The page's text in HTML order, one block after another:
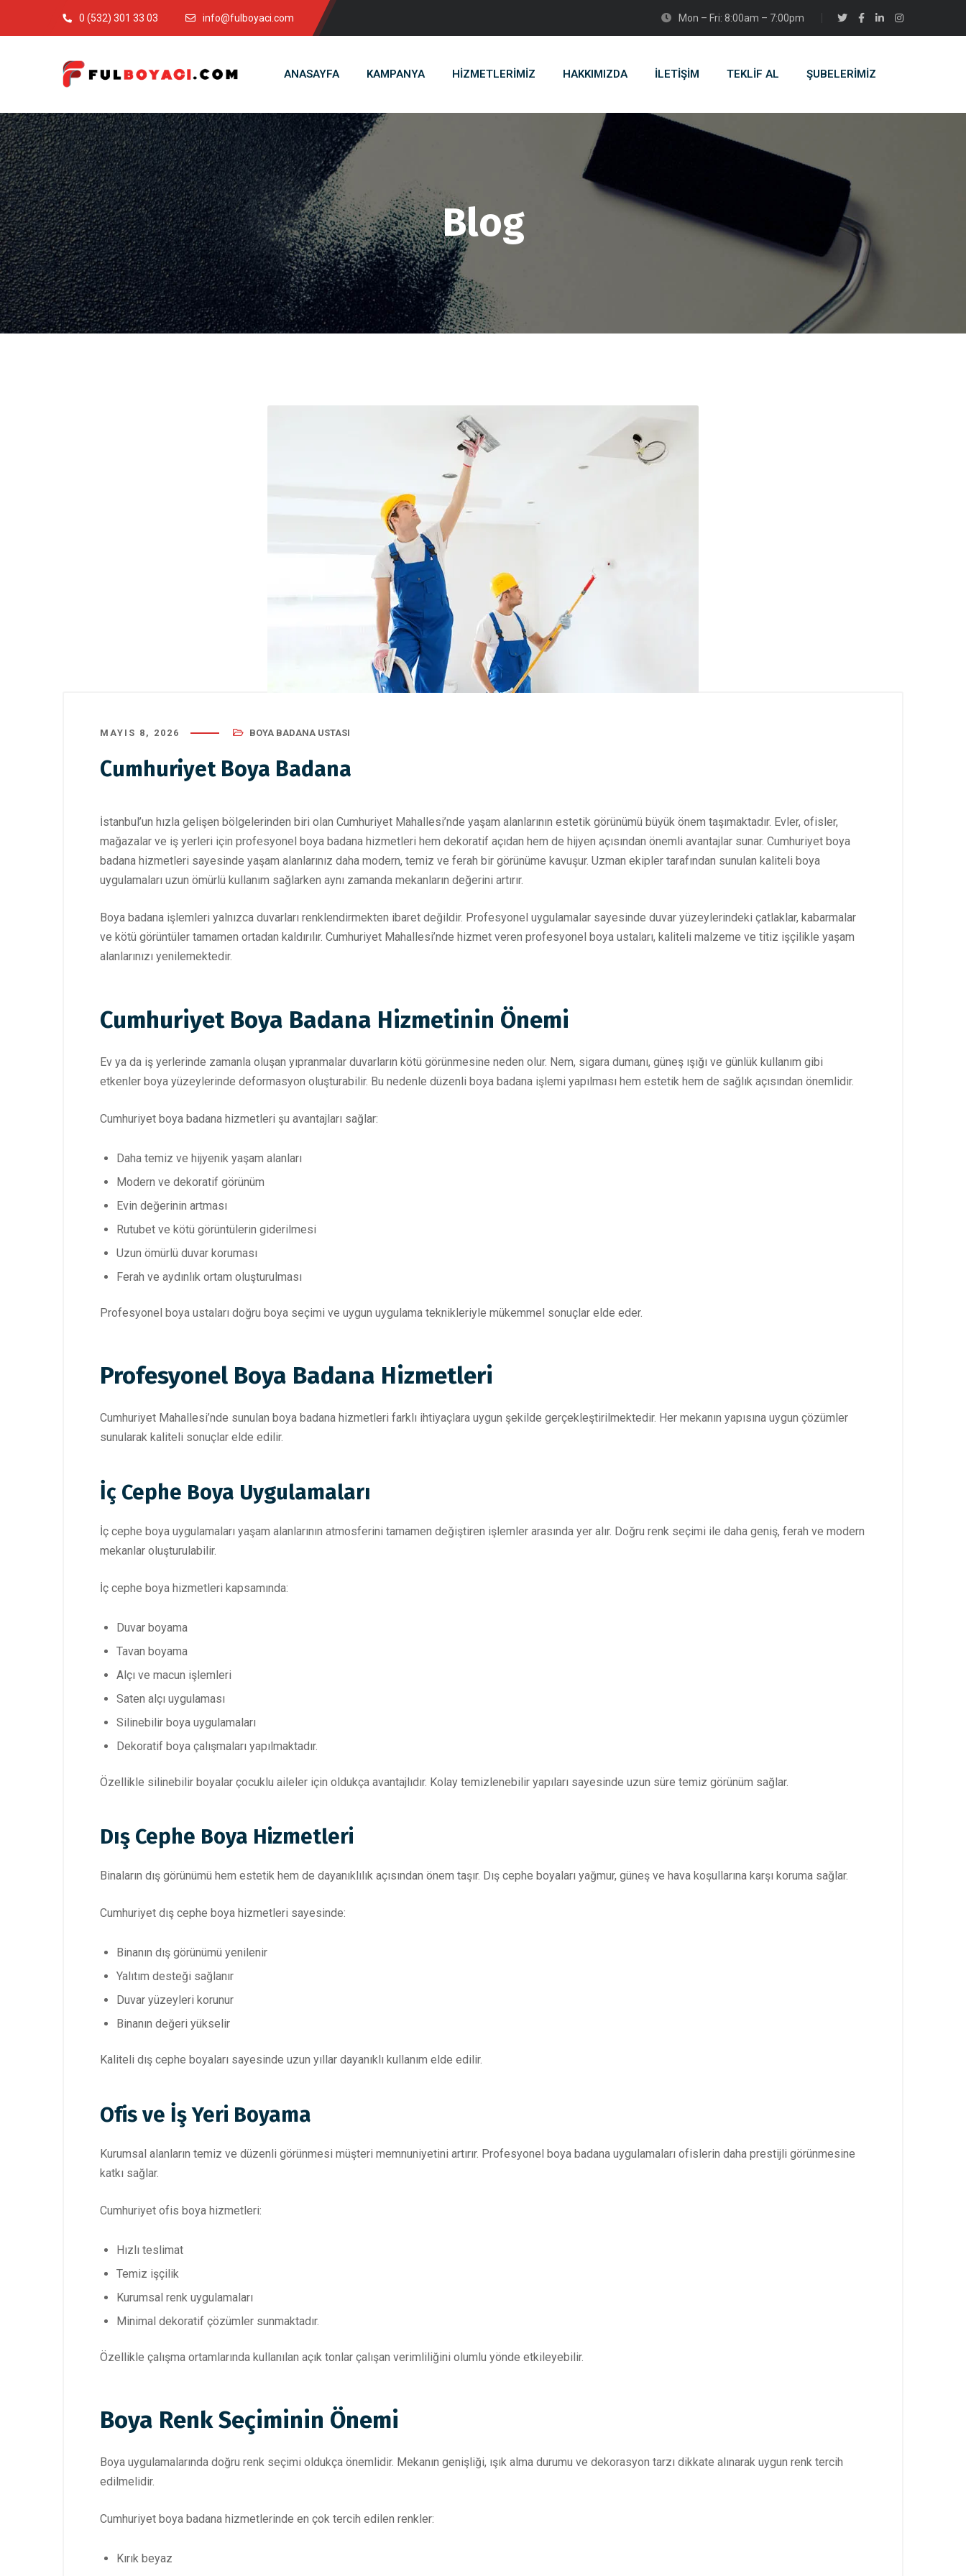
0 (532) 301 33 03 info@fulboyaci.com Mon – Fri: 8:00am – 7:00pm
ANASAYFA KAMPANYA HİZMETLERİMİZ HAKKIMIZDA İLETİŞİM TEKLİF AL ŞUBELERIMIZ
Blog
MAYIS 8, 2026 BOYA BADANA USTASI
Cumhuriyet Boya Badana
İstanbul’un hızla gelişen bölgelerinden biri olan Cumhuriyet Mahallesi’nde yaşam alanlarının estetik görünümü büyük önem taşımaktadır. Evler, ofisler,
mağazalar ve iş yerleri için profesyonel boya badana hizmetleri hem dekoratif açıdan hem de hijyen açısından önemli avantajlar sunar. Cumhuriyet boya
badana hizmetleri sayesinde yaşam alanlarınız daha modern, temiz ve ferah bir görünüme kavuşur. Uzman ekipler tarafından sunulan kaliteli boya
uygulamaları uzun ömürlü kullanım sağlarken aynı zamanda mekanların değerini artırır.
Boya badana işlemleri yalnızca duvarları renklendirmekten ibaret değildir. Profesyonel uygulamalar sayesinde duvar yüzeylerindeki çatlaklar, kabarmalar
ve kötü görüntüler tamamen ortadan kaldırılır. Cumhuriyet Mahallesi’nde hizmet veren profesyonel boya ustaları, kaliteli malzeme ve titiz işçilikle yaşam
alanlarınızı yenilemektedir.
Cumhuriyet Boya Badana Hizmetinin Önemi
Ev ya da iş yerlerinde zamanla oluşan yıpranmalar duvarların kötü görünmesine neden olur. Nem, sigara dumanı, güneş ışığı ve günlük kullanım gibi
etkenler boya yüzeylerinde deformasyon oluşturabilir. Bu nedenle düzenli boya badana işlemi yapılması hem estetik hem de sağlık açısından önemlidir.
Cumhuriyet boya badana hizmetleri şu avantajları sağlar:
Daha temiz ve hijyenik yaşam alanları
Modern ve dekoratif görünüm
Evin değerinin artması
Rutubet ve kötü görüntülerin giderilmesi
Uzun ömürlü duvar koruması
Ferah ve aydınlık ortam oluşturulması
Profesyonel boya ustaları doğru boya seçimi ve uygun uygulama teknikleriyle mükemmel sonuçlar elde eder.
Profesyonel Boya Badana Hizmetleri
Cumhuriyet Mahallesi’nde sunulan boya badana hizmetleri farklı ihtiyaçlara uygun şekilde gerçekleştirilmektedir. Her mekanın yapısına uygun çözümler
sunularak kaliteli sonuçlar elde edilir.
İç Cephe Boya Uygulamaları
İç cephe boya uygulamaları yaşam alanlarının atmosferini tamamen değiştiren işlemler arasında yer alır. Doğru renk seçimi ile daha geniş, ferah ve modern
mekanlar oluşturulabilir.
İç cephe boya hizmetleri kapsamında:
Duvar boyama
Tavan boyama
Alçı ve macun işlemleri
Saten alçı uygulaması
Silinebilir boya uygulamaları
Dekoratif boya çalışmaları yapılmaktadır.
Özellikle silinebilir boyalar çocuklu aileler için oldukça avantajlıdır. Kolay temizlenebilir yapıları sayesinde uzun süre temiz görünüm sağlar.
Dış Cephe Boya Hizmetleri
Binaların dış görünümü hem estetik hem de dayanıklılık açısından önem taşır. Dış cephe boyaları yağmur, güneş ve hava koşullarına karşı koruma sağlar.
Cumhuriyet dış cephe boya hizmetleri sayesinde:
Binanın dış görünümü yenilenir
Yalıtım desteği sağlanır
Duvar yüzeyleri korunur
Binanın değeri yükselir
Kaliteli dış cephe boyaları sayesinde uzun yıllar dayanıklı kullanım elde edilir.
Ofis ve İş Yeri Boyama
Kurumsal alanların temiz ve düzenli görünmesi müşteri memnuniyetini artırır. Profesyonel boya badana uygulamaları ofislerin daha prestijli görünmesine
katkı sağlar.
Cumhuriyet ofis boya hizmetleri:
Hızlı teslimat
Temiz işçilik
Kurumsal renk uygulamaları
Minimal dekoratif çözümler sunmaktadır.
Özellikle çalışma ortamlarında kullanılan açık tonlar çalışan verimliliğini olumlu yönde etkileyebilir.
Boya Renk Seçiminin Önemi
Boya uygulamalarında doğru renk seçimi oldukça önemlidir. Mekanın genişliği, ışık alma durumu ve dekorasyon tarzı dikkate alınarak uygun renk tercih
edilmelidir.
Cumhuriyet boya badana hizmetlerinde en çok tercih edilen renkler:
Kırık beyaz